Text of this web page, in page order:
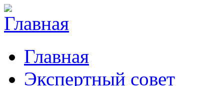
Главная
Экспертный совет